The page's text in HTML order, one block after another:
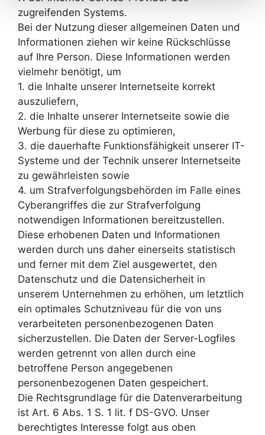
zugreifenden Systems.
Bei der Nutzung dieser allgemeinen Daten und
Informationen ziehen wir keine Rückschlüsse
auf Ihre Person. Diese Informationen werden
vielmehr benötigt, um
1. die Inhalte unserer Internetseite korrekt
auszuliefern,
2. die Inhalte unserer Internetseite sowie die
Werbung für diese zu optimieren,
3. die dauerhafte Funktionsfähigkeit unserer IT-
Systeme und der Technik unserer Internetseite
zu gewährleisten sowie
4. um Strafverfolgungsbehörden im Falle eines
Cyberangriffes die zur Strafverfolgung
notwendigen Informationen bereitzustellen.
Diese erhobenen Daten und Informationen
werden durch uns daher einerseits statistisch
und ferner mit dem Ziel ausgewertet, den
Datenschutz und die Datensicherheit in
unserem Unternehmen zu erhöhen, um letztlich
ein optimales Schutzniveau für die von uns
verarbeiteten personenbezogenen Daten
sicherzustellen. Die Daten der Server-Logfiles
werden getrennt von allen durch eine
betroffene Person angegebenen
personenbezogenen Daten gespeichert.
Die Rechtsgrundlage für die Datenverarbeitung
ist Art. 6 Abs. 1 S. 1 lit. f DS-GVO. Unser
berechtigtes Interesse folgt aus oben